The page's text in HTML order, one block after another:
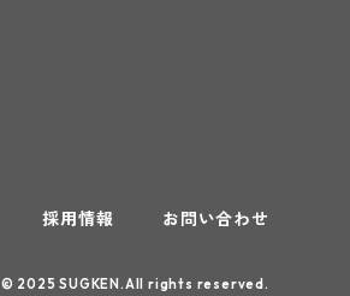
採用情報 お問い合わせ
© 2025 SUGKEN.All rights reserved.